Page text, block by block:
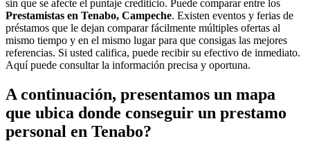
sin que se afecte el puntaje crediticio. Puede comparar entre los
Prestamistas en Tenabo, Campeche. Existen eventos y ferias de
préstamos que le dejan comparar fácilmente múltiples ofertas al
mismo tiempo y en el mismo lugar para que consigas las mejores
referencias. Si usted califica, puede recibir su efectivo de inmediato.
Aquí puede consultar la información precisa y oportuna.
A continuación, presentamos un mapa
que ubica donde conseguir un prestamo
personal en Tenabo?